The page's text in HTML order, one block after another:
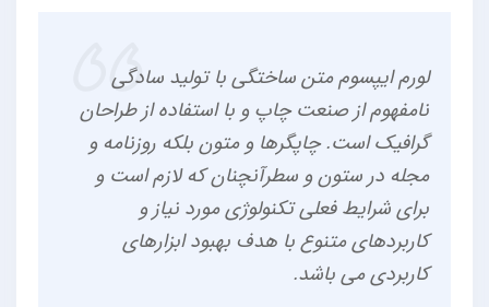
لورم ایپسوم متن ساختگی با تولید سادگی
نامفهوم از صنعت چاپ و با استفاده از طراحان
گرافیک است. چاپگرها و متون بلکه روزنامه و
مجله در ستون و سطرآنچنان که لازم است و
برای شرایط فعلی تکنولوژی مورد نیاز و
کاربردهای متنوع با هدف بهبود ابزارهای
کاربردی می باشد.